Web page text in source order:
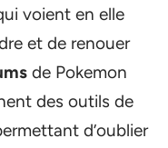
voient en elle
et de renouer
de Pokemon
des outils de
d’oublier